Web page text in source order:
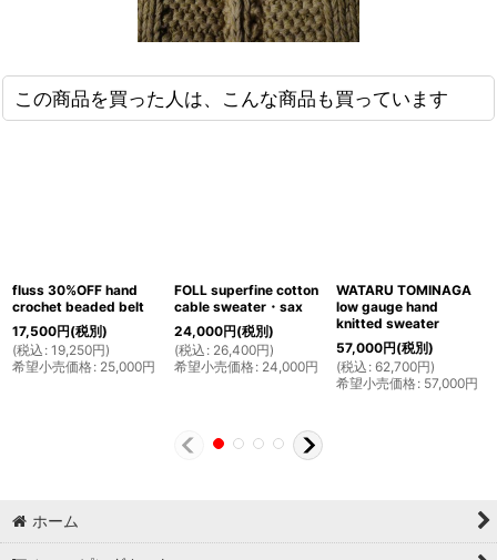
この商品を買った人は、こんな商品も買っています
fluss 30%OFF hand
crochet beaded belt
17,500円(税別)
(税込 : 19,250円)
希望小売価格: 25,000円
FOLL superfine cotton
cable sweater・sax
24,000円(税別)
(税込 : 26,400円)
希望小売価格: 24,000円
WATARU TOMINAGA
low gauge hand
knitted sweater
57,000円(税別)
(税込 : 62,700円)
希望小売価格: 57,000円
ホーム